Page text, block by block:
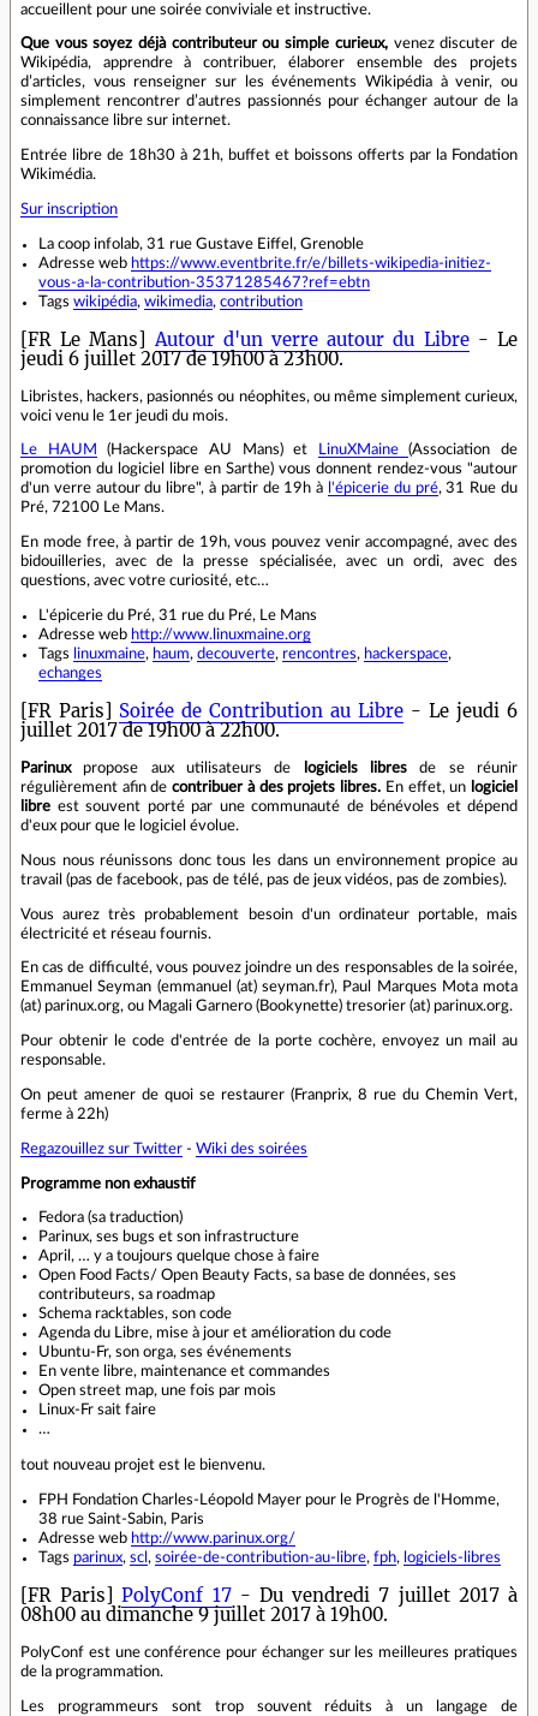
accueillent pour une soirée conviviale et instructive.
Que vous soyez déjà contributeur ou simple curieux,venez discuter de
Wikipédia, apprendre à contribuer, élaborer ensemble des projets
d’articles, vous renseigner sur les événements Wikipédia à venir, ou
simplement rencontrer d’autres passionnés pour échanger autour de la
connaissance libre sur internet.
Entrée libre de 18h30 à 21h, buffet et boissons offerts par la Fondation
Wikimédia.
Sur inscription
La coop infolab, 31 rue Gustave Eiffel, Grenoble
Adresse web https://www.eventbrite.fr/e/billets-wikipedia-initiez-
vous-a-la-contribution-35371285467?ref=ebtn
Tags wikipédia, wikimedia, contribution
[FR Le Mans] Autour d'un verre autour du Libre- Le
jeudi 6 juillet 2017 de 19h00 à 23h00.
Libristes, hackers, pasionnés ou néophites, ou même simplement curieux,
voici venu le 1er jeudi du mois.
Le HAUM (Hackerspace AU Mans) et LinuXMaine(Association de
promotion du logiciel libre en Sarthe) vous donnent rendez-vous "autour
d'un verre autour du libre", à partir de 19h à l'épicerie du pré, 31 Rue du
Pré, 72100 Le Mans.
En mode free, à partir de 19h, vous pouvez venir accompagné, avec des
bidouilleries, avec de la presse spécialisée, avec un ordi, avec des
questions, avec votre curiosité, etc…
L'épicerie du Pré, 31 rue du Pré, Le Mans
Adresse web http://www.linuxmaine.org
Tags linuxmaine, haum, decouverte, rencontres, hackerspace,
echanges
[FR Paris] Soirée de Contribution au Libre - Le jeudi 6
juillet 2017 de 19h00 à 22h00.
Parinuxpropose aux utilisateurs de logiciels libres de se réunir
régulièrement afin decontribuer à des projets libres. En effet, un logiciel
libre est souvent porté par une communauté de bénévoles et dépend
d'eux pour que le logiciel évolue.
Nous nous réunissons donc tous les dans un environnement propice au
travail (pas de facebook, pas de télé, pas de jeux vidéos, pas de zombies).
Vous aurez très probablement besoin d'un ordinateur portable, mais
électricité et réseau fournis.
En cas de difficulté, vous pouvez joindre un des responsables de la soirée,
Emmanuel Seyman (emmanuel (at) seyman.fr), Paul Marques Mota mota
(at) parinux.org, ou Magali Garnero (Bookynette) tresorier (at) parinux.org.
Pour obtenir le code d'entrée de la porte cochère, envoyez un mail au
responsable.
On peut amener de quoi se restaurer (Franprix, 8 rue du Chemin Vert,
ferme à 22h)
Regazouillez sur Twitter - Wiki des soirées
Programme non exhaustif
Fedora (sa traduction)
Parinux, ses bugs et son infrastructure
April, … y a toujours quelque chose à faire
Open Food Facts/ Open Beauty Facts, sa base de données, ses
contributeurs, sa roadmap
Schema racktables, son code
Agenda du Libre, mise à jour et amélioration du code
Ubuntu-Fr, son orga, ses événements
En vente libre, maintenance et commandes
Open street map, une fois par mois
Linux-Fr sait faire
…
tout nouveau projet est le bienvenu.
FPH Fondation Charles-Léopold Mayer pour le Progrès de l'Homme,
38 rue Saint-Sabin, Paris
Adresse web http://www.parinux.org/
Tags parinux, scl , soirée-de-contribution-au-libre, fph, logiciels-libres
[FR Paris]PolyConf 17- Du vendredi 7 juillet 2017 à
08h00 au dimanche 9 juillet 2017 à 19h00.
PolyConf est une conférence pour échanger sur les meilleures pratiques
de la programmation.
Les programmeurs sont trop souvent réduits à un langage de